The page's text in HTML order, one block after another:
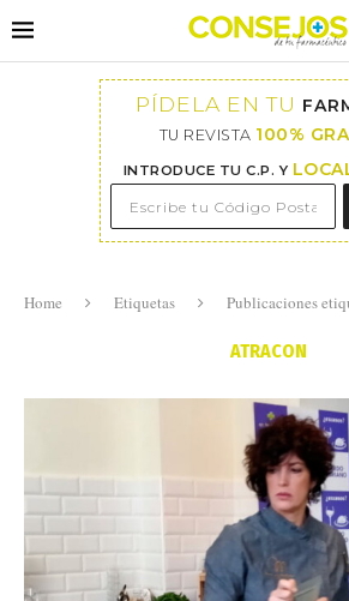
PÍDELA EN TU
TU REVISTA 100%
INTRODUCE TU C.P. Y
Home Etiquetas Publicaciones
ATRACON